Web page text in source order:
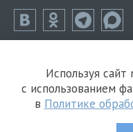
Используя сайт
с использованием
в Политике